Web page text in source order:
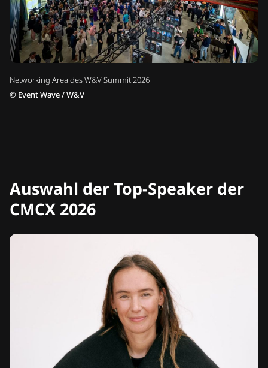
Networking Area des W&V Summit 2026
© Event Wave / W&V
Auswahl der Top-Speaker der
CMCX 2026